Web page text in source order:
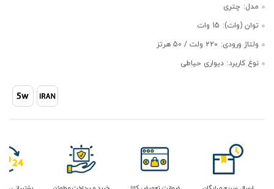
مدل: چتری
توان (وات): 15 وات
ولتاژ ورودی: 220 ولت / 50 هرتز
نوع کاربرد: دیواری حیاطی